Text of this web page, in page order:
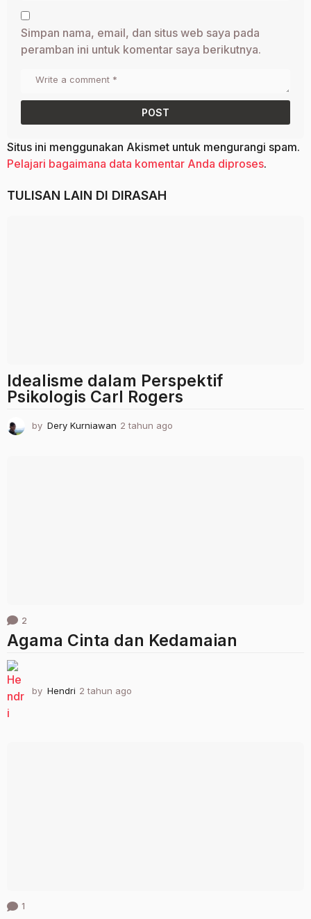
Simpan nama, email, dan situs web saya pada
peramban ini untuk komentar saya berikutnya.
Situs ini menggunakan Akismet untuk mengurangi spam.
Pelajari bagaimana data komentar Anda diproses.
TULISAN LAIN DI DIRASAH
Idealisme dalam Perspektif
Psikologis Carl Rogers
by Dery Kurniawan 2 tahun ago
2
Agama Cinta dan Kedamaian
by Hendri 2 tahun ago
1